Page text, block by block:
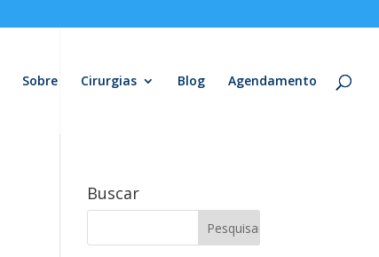
Sobre Cirurgias Blog Agendamento
Buscar